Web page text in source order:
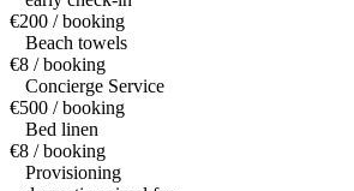
€200 / booking
Beach towels
€8 / booking
Concierge Service
€500 / booking
Bed linen
€8 / booking
Provisioning